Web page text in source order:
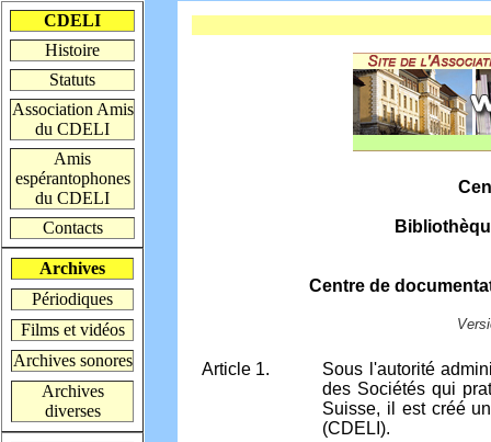
CDELI
Histoire
Statuts
Association Amis
du CDELI
Amis
espérantophones
du CDELI
Contacts
Archives
Périodiques
Films et vidéos
Archives sonores
Archives
diverses
Centre de
Article 1.
Sous l'autorité
des Sociétés qui
Suisse, il est créé
(CDELI).